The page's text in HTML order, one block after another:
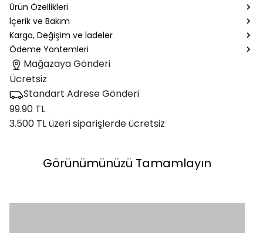
Ürün Özellikleri
İçerik ve Bakım
Kargo, Değişim ve İadeler
Ödeme Yöntemleri
Mağazaya Gönderi
Ücretsiz
Standart Adrese Gönderi
99.90 TL
3.500 TL üzeri siparişlerde ücretsiz
Görünümünüzü Tamamlayın